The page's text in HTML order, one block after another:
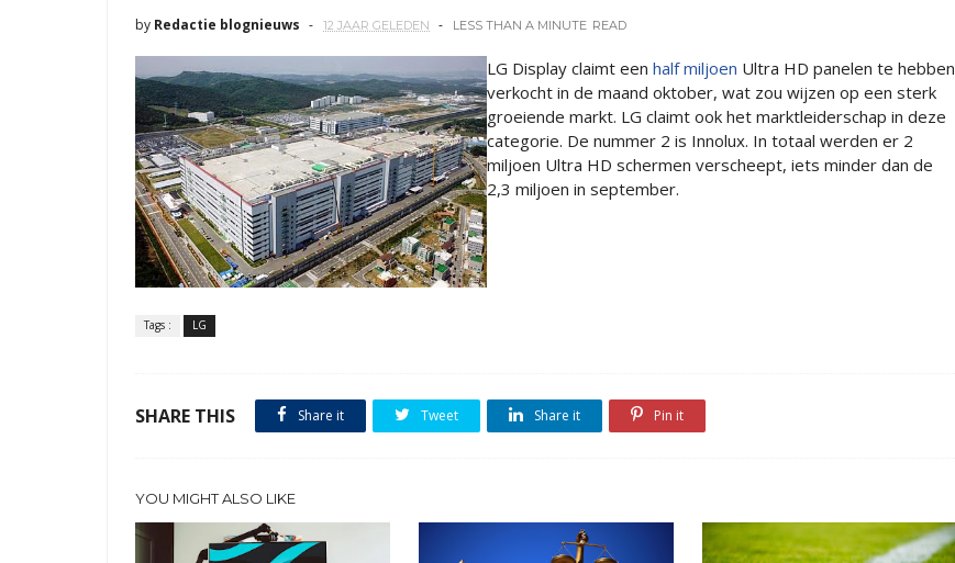
by Redactie blognieuws 12 JAAR GELEDEN LESS THAN A MINUTE READ
LG Display claimt een half miljoen Ultra HD panelen te hebben
verkocht in de maand oktober, wat zou wijzen op een sterk
groeiende markt. LG claimt ook het marktleiderschap in deze
categorie. De nummer 2 is Innolux. In totaal werden er 2
miljoen Ultra HD schermen verscheept, iets minder dan de
2,3 miljoen in september.
Tags : LG
SHARE THIS Share it Tweet Share it Pin it
YOU MIGHT ALSO LIKE